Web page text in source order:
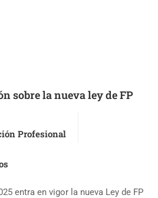
sobre la nueva ley de FP
Profesional
entra en vigor la nueva Ley de FP